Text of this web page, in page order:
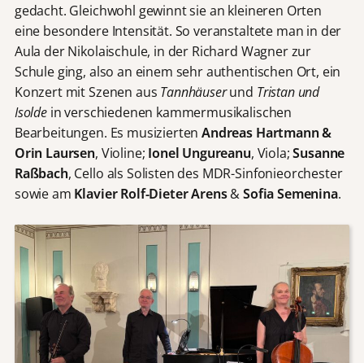
gedacht. Gleichwohl gewinnt sie an kleineren Orten
eine besondere Intensität. So veranstaltete man in der
Aula der Nikolaischule, in der Richard Wagner zur
Schule ging, also an einem sehr authentischen Ort, ein
Konzert mit Szenen aus Tannhäuserund Tristan und
Isoldein verschiedenen kammermusikalischen
Bearbeitungen. Es musiziertenAndreas Hartmann &
Orin Laursen, Violine; Ionel Ungureanu, Viola;Susanne
Raßbach, Cello als Solisten des MDR-Sinfonieorchester
sowie am Klavier Rolf-Dieter Arens&Sofia Semenina.